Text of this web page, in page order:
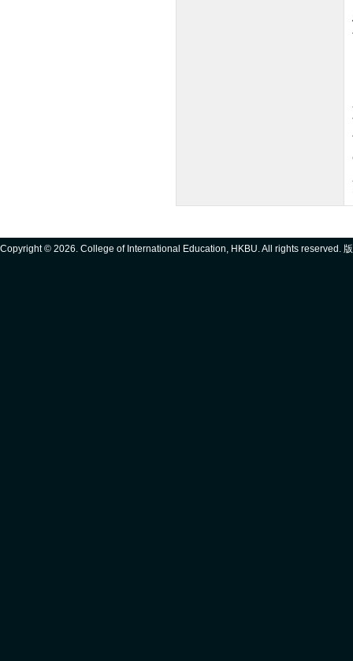
Copyright © 2026. College of International Education, HKBU. All rights reserved.